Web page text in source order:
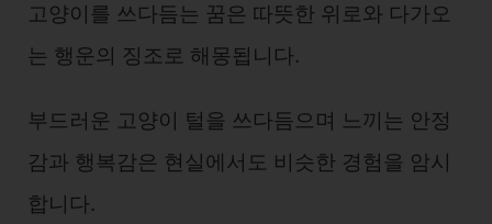
고양이를 쓰다듬는 꿈은 따뜻한 위로와 다가오
는 행운의 징조로 해몽됩니다.
부드러운 고양이 털을 쓰다듬으며 느끼는 안정
감과 행복감은 현실에서도 비슷한 경험을 암시
합니다.